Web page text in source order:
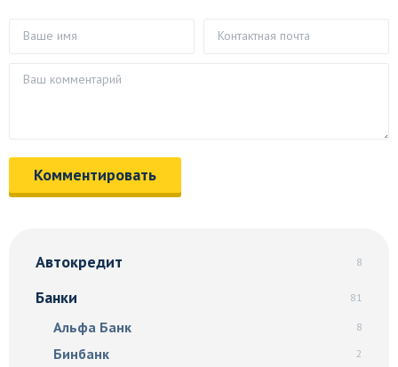
Автокредит 8
Банки 81
Альфа Банк 8
Бинбанк 2